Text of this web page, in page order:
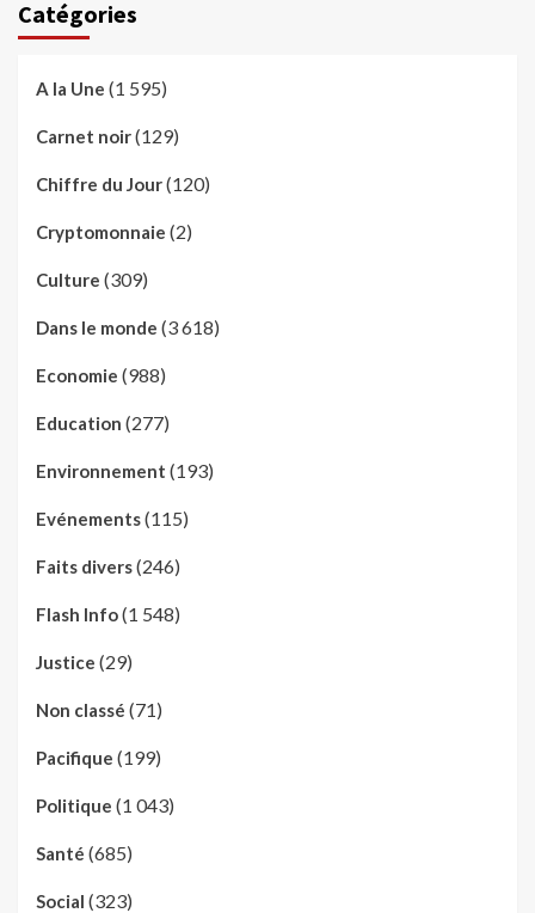
Catégories
A la Une (1 595)
Carnet noir(129)
Chiffre du Jour(120)
Cryptomonnaie (2)
Culture (309)
Dans le monde (3 618)
Economie (988)
Education (277)
Environnement (193)
Evénements(115)
Faits divers(246)
Flash Info(1 548)
Justice (29)
Non classé (71)
Pacifique (199)
Politique (1 043)
Santé (685)
Social (323)